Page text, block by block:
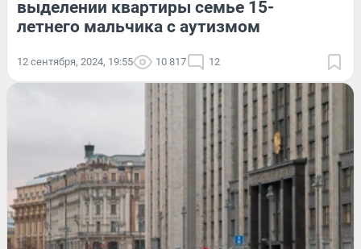
выделении квартиры семье 15-
летнего мальчика с аутизмом
12 сентября, 2024, 19:55 10 817 12